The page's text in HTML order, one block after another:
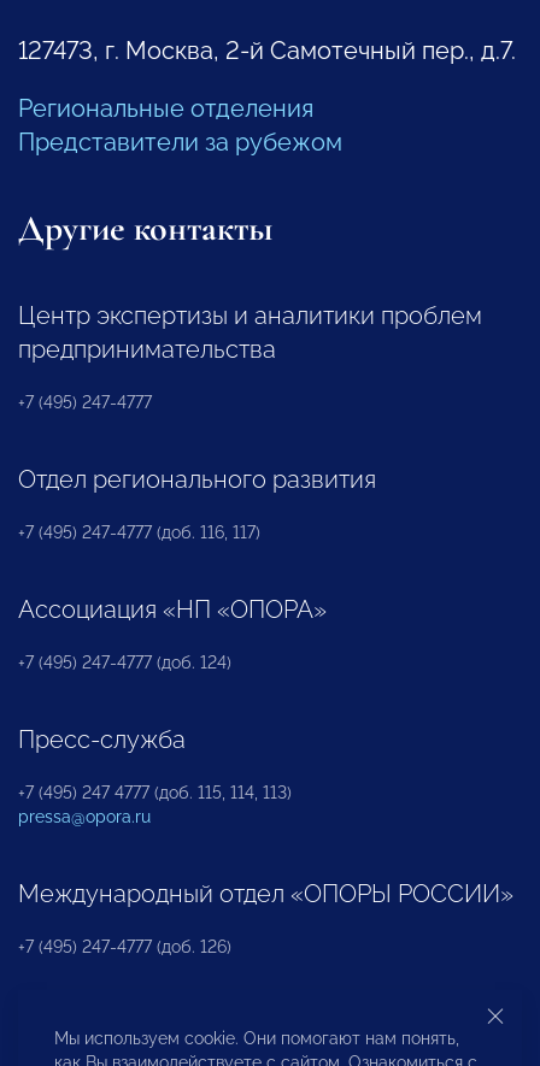
127473, г. Москва, 2-й Самотечный пер., д.7.
Региональные отделения
Представители за рубежом
Другие контакты
Центр экспертизы и аналитики проблем
предпринимательства
+7 (495) 247-4777
Отдел регионального развития
+7 (495) 247-4777 (доб. 116, 117)
Ассоциация «НП «ОПОРА»
+7 (495) 247-4777 (доб. 124)
Пресс-служба
+7 (495) 247 4777 (доб. 115, 114, 113)
pressa@opora.ru
Международный отдел «ОПОРЫ РОССИИ»
+7 (495) 247-4777 (доб. 126)
Бюро по защите прав предпринимателей и
инвесторов
Мы используем cookie. Они помогают нам понять,
как Вы взаимодействуете с сайтом. Ознакомиться с